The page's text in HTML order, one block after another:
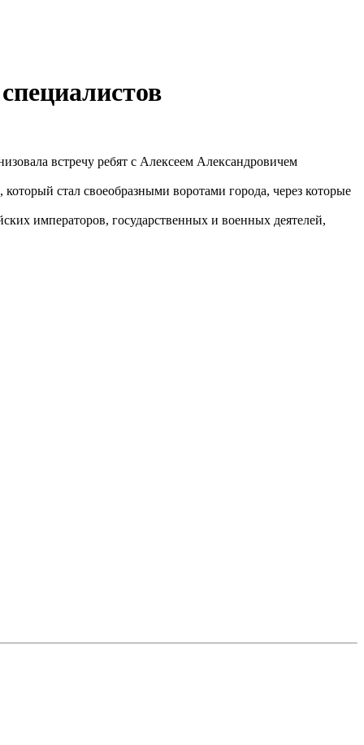
встречу ребят с Алексеем Александровичем
стал своеобразными воротами города, через которые
императоров, государственных и военных деятелей,